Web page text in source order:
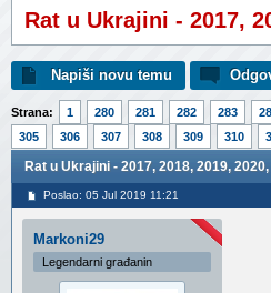
Rat u Ukrajini - 2017,
Napiši novu temu
Strana: 1 280 281 282 283
305
306 307 308 309 310
Rat u Ukrajini - 2017, 2018, 2019,
Poslao: 05 Jul 2019 11:21
Markoni29
Legendarni građanin